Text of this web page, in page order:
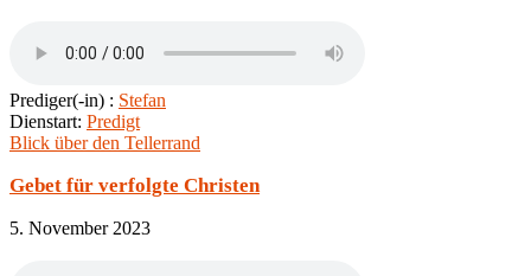
Prediger(-in) : Stefan
Dienstart: Predigt
Blick über den Tellerrand
Gebet für verfolgte Christen
5. November 2023